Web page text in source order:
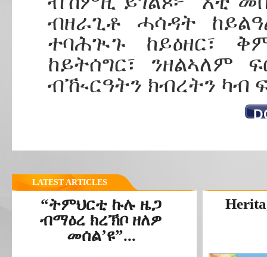
ብዘራጊቶ ሓሳዳት
ተባሕጒጉ ከይዕዘር፣
ከይትሰግር፣ ንዘልኣለም
ብዂርዓትን ክብረትን ካብ
LATEST ARTICLES
“ትምህርቲ ኩሉ ዜጋ
ብማዕረ ክረኽቦ ዘለዎ
መሰል’ዩ”...